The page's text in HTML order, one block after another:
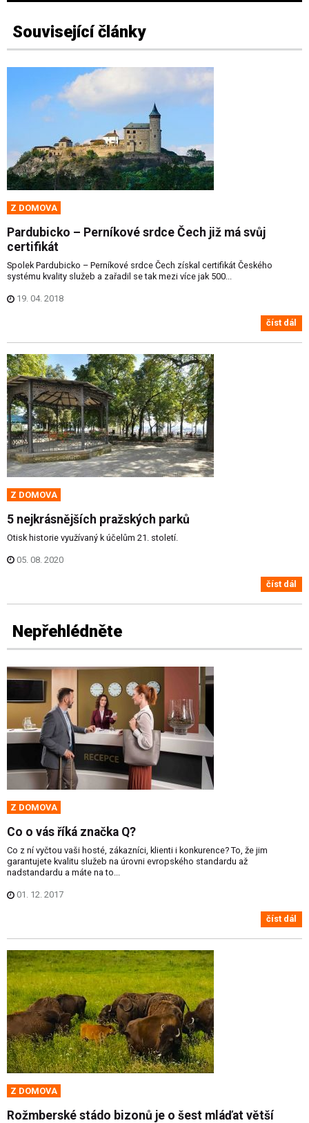
Související články
Z DOMOVA
Pardubicko – Perníkové srdce Čech již má svůj
certifikát
Spolek Pardubicko – Perníkové srdce Čech získal certifikát Českého
systému kvality služeb a zařadil se tak mezi více jak 500...
19. 04. 2018
číst dál
Z DOMOVA
5 nejkrásnějších pražských parků
Otisk historie využívaný k účelům 21. století.
05. 08. 2020
číst dál
Nepřehlédněte
Z DOMOVA
Co o vás říká značka Q?
Co z ní vyčtou vaši hosté, zákazníci, klienti i konkurence? To, že jim
garantujete kvalitu služeb na úrovni evropského standardu až
nadstandardu a máte na to...
01. 12. 2017
číst dál
Z DOMOVA
Rožmberské stádo bizonů je o šest mláďat větší